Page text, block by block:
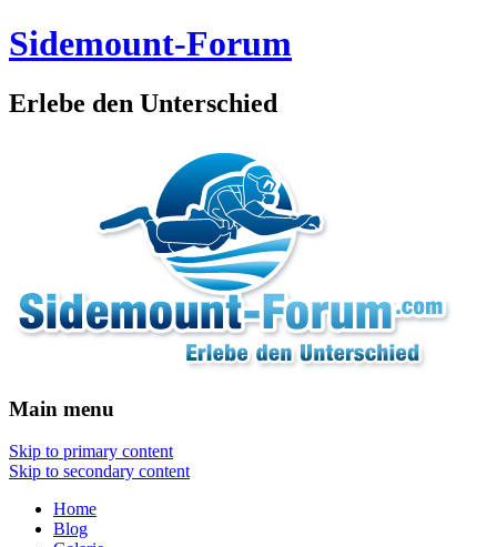
Sidemount-Forum
Erlebe den Unterschied
Main menu
Skip to primary content
Skip to secondary content
Home
Blog